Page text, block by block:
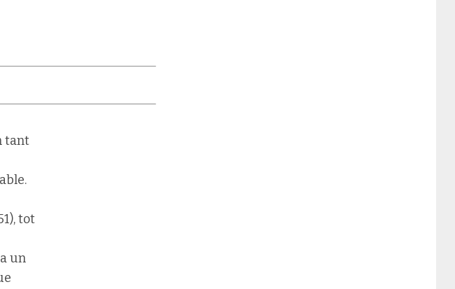
tant
tot
un